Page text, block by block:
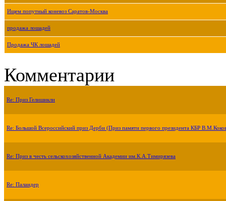
Ищем попутный коневоз Саратов-Москва
продажа лошадей
Продажа ЧК лошадей
Комментарии
Re: Приз Гелишикли
Re: Большой Всероссийский приз Дерби (Приз памяти первого президента КБР
Re: Приз в честь сельскохозяйственной Академии им.К.А.Тимирязева
Re: Паландер